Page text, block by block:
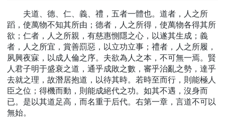
夫道、德、仁、義、禮，五者一體也。道者，人之所
蹈，使萬物不知其所由；德者，人之所得，使萬物各得其所
欲；仁者，人之所親，有慈惠惻隱之心，以遂其生成；義
者，人之所宜，賞善罰惡，以立功立事；禮者，人之所履，
夙興夜寐，以成人倫之序。夫欲為人之本，不可無一焉。賢
人君子明于盛衰之道，通乎成敗之數，審乎治亂之勢，達乎
去就之理，故潛居抱道，以待其時。若時至而行，則能極人
臣之位；得機而動，則能成絕代之功。如其不遇，沒身而
已。是以其道足高，而名重于后代。右第一章，言道不可以
無始。